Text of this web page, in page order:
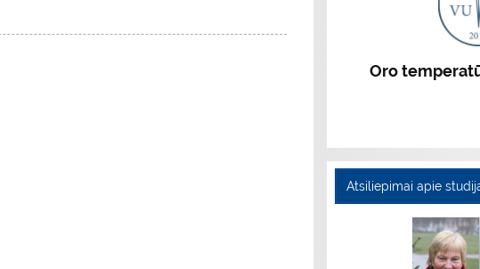
Oro
Atsiliepimai apie